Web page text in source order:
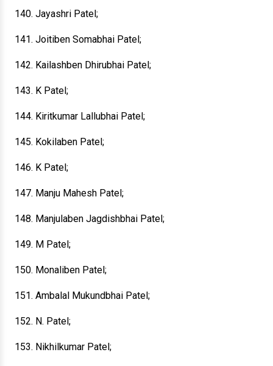
140. Jayashri Patel;
141. Joitiben Somabhai Patel;
142. Kailashben Dhirubhai Patel;
143. K Patel;
144. Kiritkumar Lallubhai Patel;
145. Kokilaben Patel;
146. K Patel;
147. Manju Mahesh Patel;
148. Manjulaben Jagdishbhai Patel;
149. M Patel;
150. Monaliben Patel;
151. Ambalal Mukundbhai Patel;
152. N. Patel;
153. Nikhilkumar Patel;